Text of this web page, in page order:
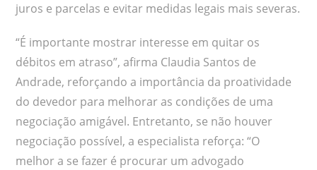
juros e parcelas e evitar medidas legais mais severas.
“É importante mostrar interesse em quitar os
débitos em atraso”, afirma Claudia Santos de
Andrade, reforçando a importância da proatividade
do devedor para melhorar as condições de uma
negociação amigável. Entretanto, se não houver
negociação possível, a especialista reforça: “O
melhor a se fazer é procurar um advogado